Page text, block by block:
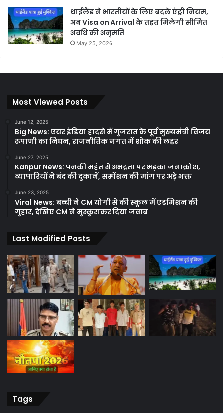
थाईलैंड ने भारतीयों के लिए बदले एंट्री नियम,
अब Visa on Arrival के तहत मिलेगी सीमित
अवधि की अनुमति
May 25, 2026
Most Viewed Posts
June 12, 2025
Big News: एयर इंडिया हादसे में गुजरात के पूर्व मुख्यमंत्री विजय
रूपाणी का निधन, राजनीतिक जगत में शोक की लहर
June 27, 2025
Kanpur News: पनकी महंत से अभद्रता पर भड़का जनाक्रोश,
व्यापारियों ने बंद की दुकानें, सस्पेंशन की मांग पर अड़े भक्त
June 23, 2025
Viral News: बच्ची ने CM योगी से की स्कूल में एडमिशन की
गुहार, देखिए CM ने मुस्कुराकर दिया जवाब
Last Modified Posts
Tags